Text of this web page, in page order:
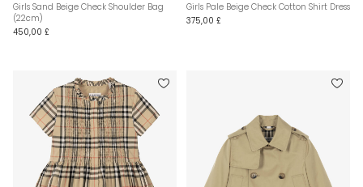
Girls Sand Beige Check Shoulder Bag
(22cm)
450,00 £
Girls Pale Beige Check Cotton Shirt Dress
375,00 £